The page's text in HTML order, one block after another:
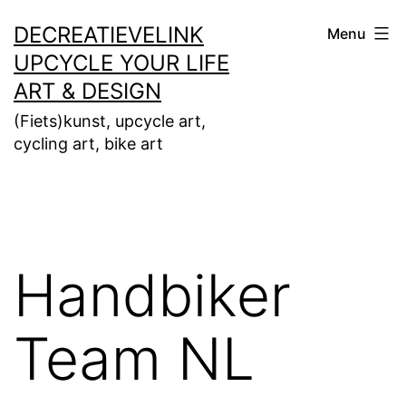
naar
de
inhoud
DECREATIEVELINK
UPCYCLE YOUR LIFE
ART & DESIGN
(Fiets)kunst, upcycle art,
cycling art, bike art
Menu
Handbiker
Team NL